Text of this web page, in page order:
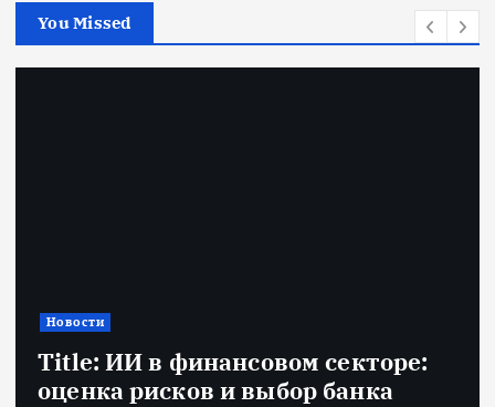
You Missed
Новости
Title: ИИ в финансовом секторе:
оценка рисков и выбор банка